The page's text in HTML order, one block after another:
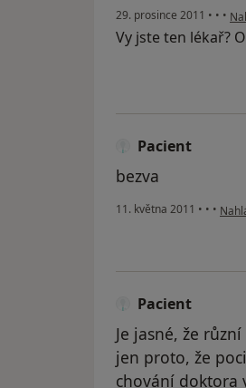
29. prosince 2011 • • •
Vy jste ten lékař?
Pacient
bezva
11. května 2011 • • •
Pacient
Je jasné, že
jen proto, že
chování doktora